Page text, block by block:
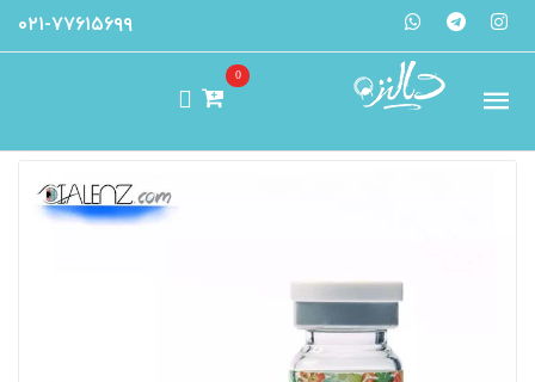
۰۲۱-۷۷۶۱۵۶۹۹
0